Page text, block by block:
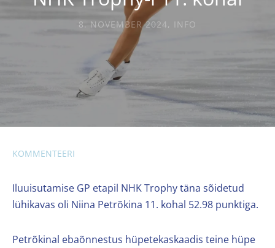
8. NOVEMBER 2024, INFO
KOMMENTEERI
Iluuisutamise GP etapil NHK Trophy täna sõidetud
lühikavas oli Niina Petrõkina 11. kohal 52.98 punktiga.
Petrõkinal ebaõnnestus hüpetekaskaadis teine hüpe